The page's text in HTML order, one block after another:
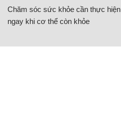
Chăm sóc sức khỏe cần thực hiện
ngay khi cơ thể còn khỏe